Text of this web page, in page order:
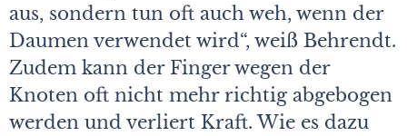
aus, sondern tun oft auch weh, wenn der
Daumen verwendet wird“, weiß Behrendt.
Zudem kann der Finger wegen der
Knoten oft nicht mehr richtig abgebogen
werden und verliert Kraft. Wie es dazu